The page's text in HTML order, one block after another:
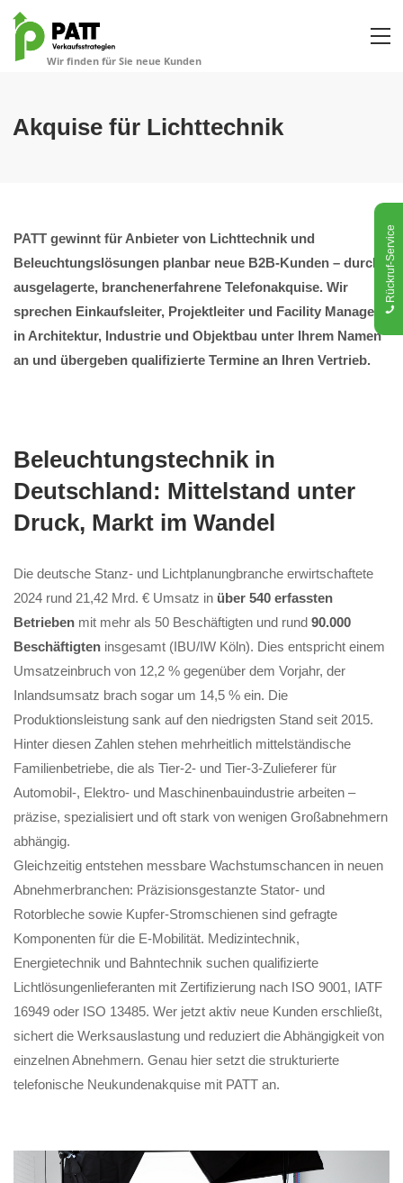
Akquise für Lichttechnik
PATT gewinnt für Anbieter von Lichttechnik und
Beleuchtungslösungen planbar neue B2B-Kunden – durch
ausgelagerte, branchenerfahrene Telefonakquise. Wir
sprechen Einkaufsleiter, Projektleiter und Facility Manager
in Architektur, Industrie und Objektbau unter Ihrem Namen
an und übergeben qualifizierte Termine an Ihren Vertrieb.
Beleuchtungstechnik in
Deutschland: Mittelstand unter
Druck, Markt im Wandel
Die deutsche Stanz- und Lichtplanungbranche erwirtschaftete
2024 rund 21,42 Mrd. € Umsatz in über 540 erfassten
Betrieben mit mehr als 50 Beschäftigten und rund 90.000
Beschäftigten insgesamt (IBU/IW Köln). Dies entspricht einem
Umsatzeinbruch von 12,2 % gegenüber dem Vorjahr, der
Inlandsumsatz brach sogar um 14,5 % ein. Die
Produktionsleistung sank auf den niedrigsten Stand seit 2015.
Hinter diesen Zahlen stehen mehrheitlich mittelständische
Familienbetriebe, die als Tier-2- und Tier-3-Zulieferer für
Automobil-, Elektro- und Maschinenbauindustrie arbeiten –
präzise, spezialisiert und oft stark von wenigen Großabnehmern
abhängig.
Gleichzeitig entstehen messbare Wachstumschancen in neuen
Abnehmerbranchen: Präzisionsgestanzte Stator- und
Rotorbleche sowie Kupfer-Stromschienen sind gefragte
Komponenten für die E-Mobilität. Medizintechnik,
Energietechnik und Bahntechnik suchen qualifizierte
Lichtlösungenlieferanten mit Zertifizierung nach ISO 9001, IATF
16949 oder ISO 13485. Wer jetzt aktiv neue Kunden erschließt,
sichert die Werksauslastung und reduziert die Abhängigkeit von
einzelnen Abnehmern. Genau hier setzt die strukturierte
telefonische Neukundenakquise mit PATT an.
Rückruf-Service